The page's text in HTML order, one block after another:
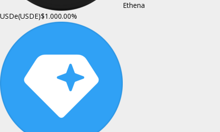
Ethena
USDe(USDE)$1.000.00%